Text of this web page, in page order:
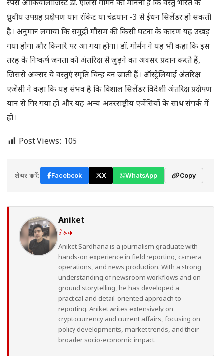
स्पेस आर्कियोलॉजिस्ट डॉ. ऐलिस गोर्मन का मानना है कि वस्तु भारत के
ध्रुवीय उपग्रह प्रक्षेपण यान रॉकेट या चंद्रयान -3 से ईंधन सिलेंडर हो सकती
है। अनुमान लगाया कि समुद्री मौसम की किसी घटना के कारण यह उखड़
गया होगा और किनारे पर आ गया होगा। डॉ. गोर्मन ने यह भी कहा कि इस
तरह के निष्कर्ष जनता को अंतरिक्ष से जुड़ने का अवसर प्रदान करते हैं,
जिससे अक्सर ये वस्तुएं स्मृति चिन्ह बन जाती हैं। ऑस्ट्रेलियाई अंतरिक्ष
एजेंसी ने कहा कि यह संभव है कि विशाल सिलेंडर विदेशी अंतरिक्ष प्रक्षेपण
यान से गिर गया हो और यह अन्य अंतरराष्ट्रीय एजेंसियों के साथ संपर्क में
हो।
Post Views: 105
शेयर करें: Facebook X WhatsApp Copy
Aniket
लेखक
Aniket Sardhana is a journalism graduate with
hands-on experience in field reporting, camera
operations, and news production. With a strong
understanding of newsroom workflows and on-
ground storytelling, he has developed a
practical and detail-oriented approach to
reporting. Aniket writes extensively on
cryptocurrency and current affairs, focusing on
policy developments, market trends, and their
broader socio-economic impact.